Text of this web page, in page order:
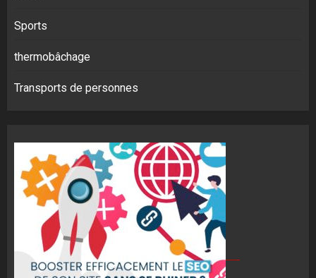
Sports
thermobâchage
Transports de personnes